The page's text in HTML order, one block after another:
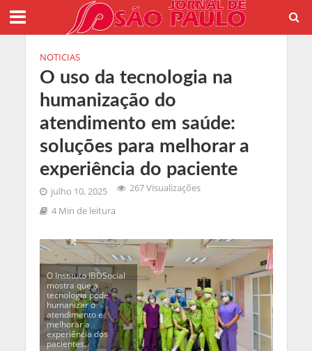
NOTICIAS
O uso da tecnologia na
humanização do
atendimento em saúde:
soluções para melhorar a
experiência do paciente
julho 10, 2025
267 Visualizações
4 Min de leitura
O Instituto IBDSocial
mostra que a
tecnologia pode
humanizar o
atendimento e
melhorar a
experiência dos
pacientes.